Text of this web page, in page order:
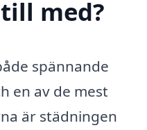
med?
spännande
en av de mest
är städningen